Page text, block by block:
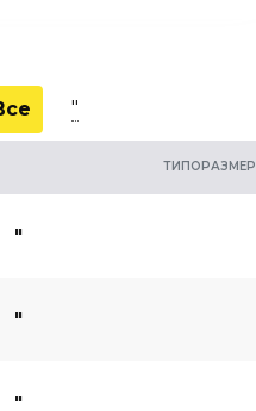
"
ТИПОРАЗМЕР
"
"
"